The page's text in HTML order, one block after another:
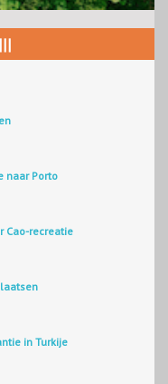
naar Porto
Cao-recreatie
in Turkije